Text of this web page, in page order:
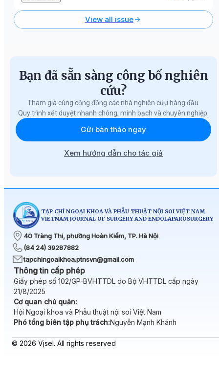
View all issue
Bạn đã sẵn sàng công bố nghiên
cứu?
Tham gia cùng cộng đồng các nhà nghiên cứu hàng đầu.
Quy trình xét duyệt nhanh chóng, minh bạch và chuyên nghiệp.
Gửi bản thảo ngay
Xem hướng dẫn cho tác giả
TẠP CHÍ NGOẠI KHOA VÀ PHẪU THUẬT NỘI SOI VIỆT NAM
VIETNAM JOURNAL OF SURGERY AND ENDOLAPAROSURGERY
40 Tràng Thi, phường Hoàn Kiếm, TP. Hà Nội
(84 24) 39287882
tapchingoaikhoa.ptnsvn@gmail.com
Thông tin cấp phép
Giấy phép số 102/GP-BVHTTDL do Bộ VHTTDL cấp ngày
21/8/2025
Cơ quan chủ quản:
Hội Ngoại khoa và Phẫu thuật nội soi Việt Nam
Phó tổng biên tập phụ trách:Nguyễn Mạnh Khánh
© 2026 Vjsel. All rights reserved